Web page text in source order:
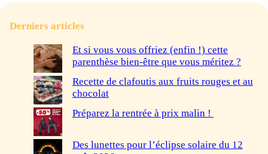
Derniers articles
Et si vous vous offriez (enfin !) cette
parenthèse bien-être que vous méritez ?
Recette de clafoutis aux fruits rouges et au
chocolat
Préparez la rentrée à prix malin !
Des lunettes pour l’éclipse solaire du 12